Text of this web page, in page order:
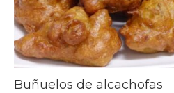
Buñuelos de alcachofas